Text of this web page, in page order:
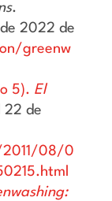
.
2022 de
greenw
5). El
22 de
2011/08/0